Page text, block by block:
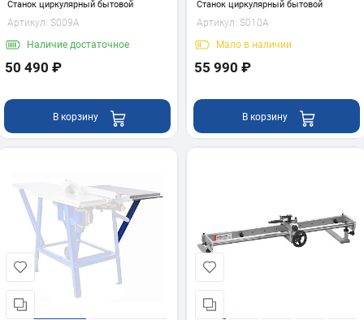
Станок циркулярный бытовой
Артикул: S009A
Наличие достаточное
50 490 ₽
В корзину
Станок циркулярный бытовой
Артикул: S010A
Мало в наличии
55 990 ₽
В корзину